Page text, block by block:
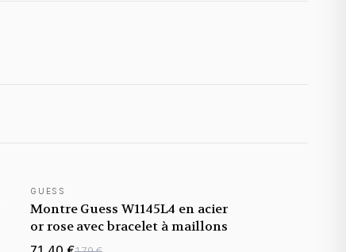
GUESS
Montre Guess W1145L4 en acier
or rose avec bracelet à maillons